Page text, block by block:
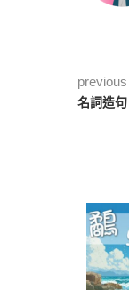
名詞造